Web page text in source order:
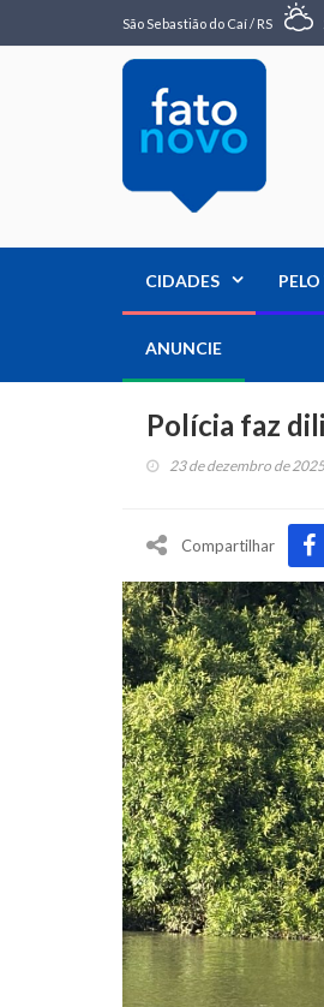
São Sebastião do Caí / RS
CIDADES
ANUNCIE
Polícia faz
23 de dezembro de 2025
Compartilhar